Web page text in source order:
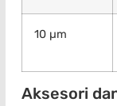
10 µm
Aksesori